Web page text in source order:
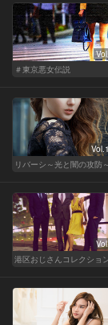
＃東京悪女伝説
リバーシ～光と闇の攻防～
港区おじさんコレクショ